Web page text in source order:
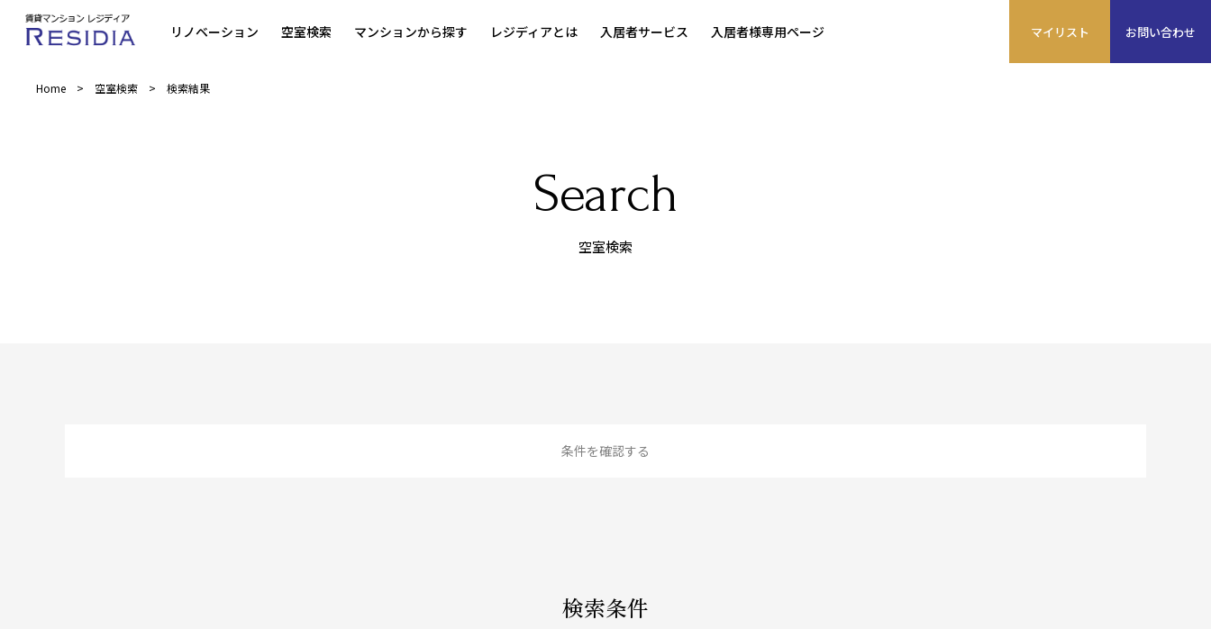
リノベーション 空室検索 マンションから探す レジディアとは 入居者サービス 入居者様専用ページ マイリスト お問い合わせ
Home 空室検索 検索結果
Search
空室検索
条件を確認する
検索条件